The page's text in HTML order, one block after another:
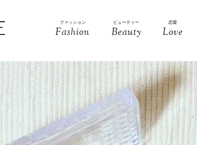
ファッション
Fashion
ビューティー
Beauty
恋愛
Love